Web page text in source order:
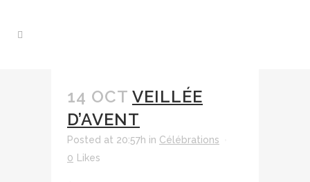
14 OCT VEILLÉE
D’AVENT
Posted at 20:57h in Célébrations
0
Likes